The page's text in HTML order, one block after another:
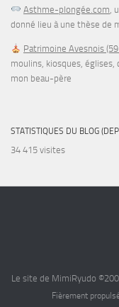
Asthme-plongée.com,
donné lieu à une thèse de
Patrimoine Avesnois
moulins, kiosques, églises,
mon beau-père
STATISTIQUES DU BLOG
34 415 visites
Le site de MimiRyudo
Fièrement